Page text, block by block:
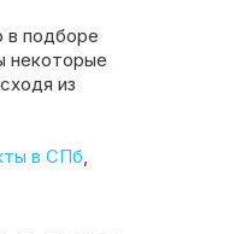
в подборе
некоторые
из
в СПб,